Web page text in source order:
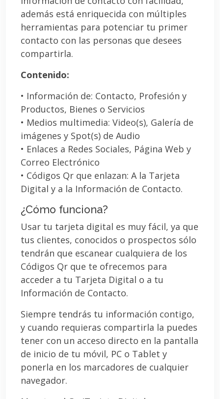
además está enriquecida con múltiples
herramientas para potenciar tu primer
contacto con las personas que desees
compartirla.
Contenido:
• Información de: Contacto, Profesión y
Productos, Bienes o Servicios
• Medios multimedia: Video(s), Galería de
imágenes y Spot(s) de Audio
• Enlaces a Redes Sociales, Página Web y
Correo Electrónico
• Códigos Qr que enlazan: A la Tarjeta
Digital y a la Información de Contacto.
¿Cómo funciona?
Usar tu tarjeta digital es muy fácil, ya que
tus clientes, conocidos o prospectos sólo
tendrán que escanear cualquiera de los
Códigos Qr que te ofrecemos para
acceder a tu Tarjeta Digital o a tu
Información de Contacto.
Siempre tendrás tu información contigo,
y cuando requieras compartirla la puedes
tener con un acceso directo en la pantalla
de inicio de tu móvil, PC o Tablet y
ponerla en los marcadores de cualquier
navegador.